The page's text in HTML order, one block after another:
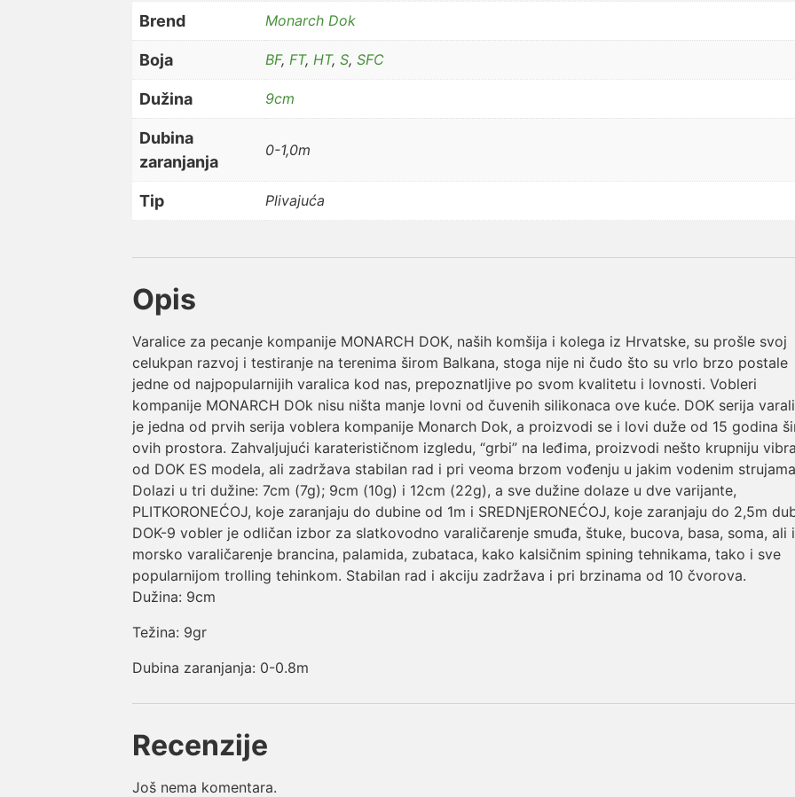
Brend Monarch Dok
Boja BF,FT,HT,S,SFC
Dužina 9cm
Dubina
zaranjanja
0-1,0m
Tip Plivajuća
Opis
Varalice za pecanje kompanije MONARCH DOK, naših komšija i kolega iz Hrvatske, su prošle svoj
celukpan razvoj i testiranje na terenima širom Balkana, stoga nije ni čudo što su vrlo brzo postale
jedne od najpopularnijih varalica kod nas, prepoznatljive po svom kvalitetu i lovnosti. Vobleri
kompanije MONARCH DOk nisu ništa manje lovni od čuvenih silikonaca ove kuće. DOK serija
je jedna od prvih serija voblera kompanije Monarch Dok, a proizvodi se i lovi duže od 15 godina
ovih prostora. Zahvaljujući karaterističnom izgledu, “grbi” na leđima, proizvodi nešto krupniju
od DOK ES modela, ali zadržava stabilan rad i pri veoma brzom vođenju u jakim vodenim
Dolazi u tri dužine: 7cm (7g); 9cm (10g) i 12cm (22g), a sve dužine dolaze u dve varijante,
PLITKORONEĆOJ, koje zaranjaju do dubine od 1m i SREDNjERONEĆOJ, koje zaranjaju do 2,5m
DOK-9 vobler je odličan izbor za slatkovodno varaličarenje smuđa, štuke, bucova, basa, soma, ali
morsko varaličarenje brancina, palamida, zubataca, kako kalsičnim spining tehnikama, tako i sve
popularnijom trolling tehinkom. Stabilan rad i akciju zadržava i pri brzinama od 10 čvorova.
Dužina: 9cm
Težina: 9gr
Dubina zaranjanja: 0-0.8m
Recenzije
Još nema komentara.